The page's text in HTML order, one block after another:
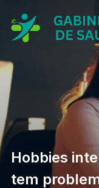
content
Hobbies
tem